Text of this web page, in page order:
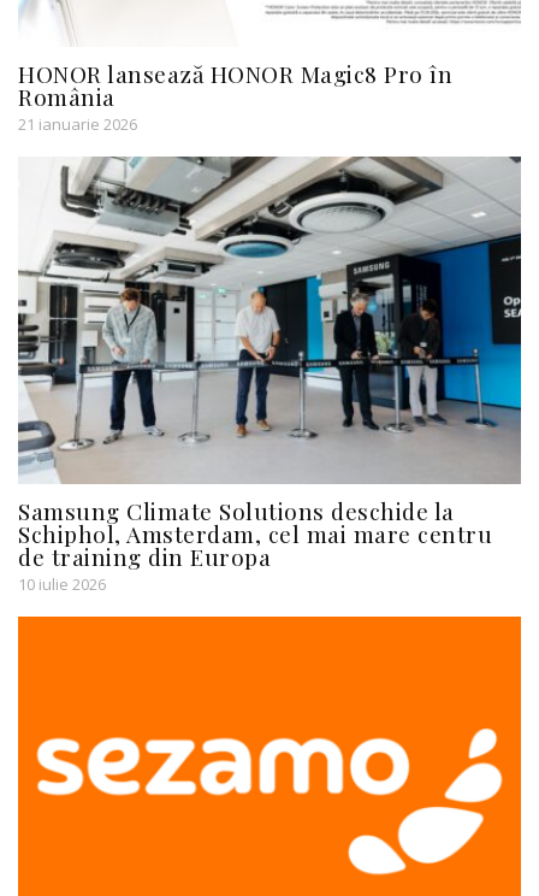
HONOR lansează HONOR Magic8 Pro în
România
21 ianuarie 2026
Samsung Climate Solutions deschide la
Schiphol, Amsterdam, cel mai mare centru
de training din Europa
10 iulie 2026